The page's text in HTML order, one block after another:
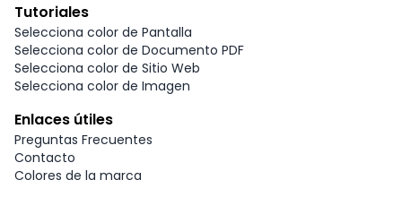
Tutoriales
Selecciona color de Pantalla
Selecciona color de Documento PDF
Selecciona color de Sitio Web
Selecciona color de Imagen
Enlaces útiles
Preguntas Frecuentes
Contacto
Colores de la marca